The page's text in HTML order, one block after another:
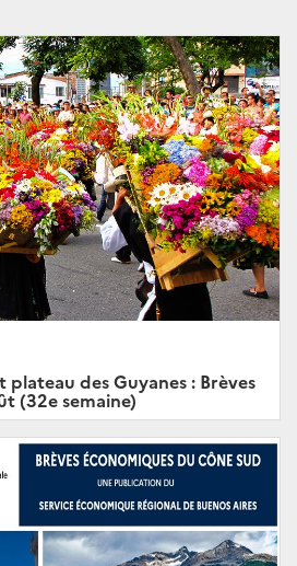
des Guyanes : Brèves
(32e semaine)